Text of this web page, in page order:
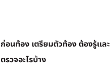
ก่อนท้อง เตรียมตัวท้อง ต้องรู้และ
ตรวจอะไรบ้าง